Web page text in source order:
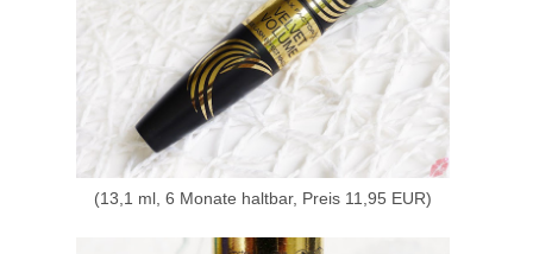
(13,1 ml, 6 Monate haltbar, Preis 11,95 EUR)